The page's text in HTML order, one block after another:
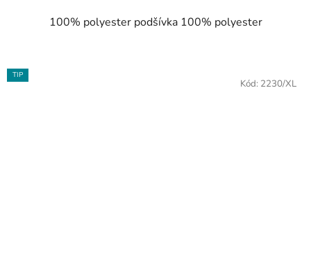
100% polyester podšívka 100% polyester
TIP
Kód: 2230/XL